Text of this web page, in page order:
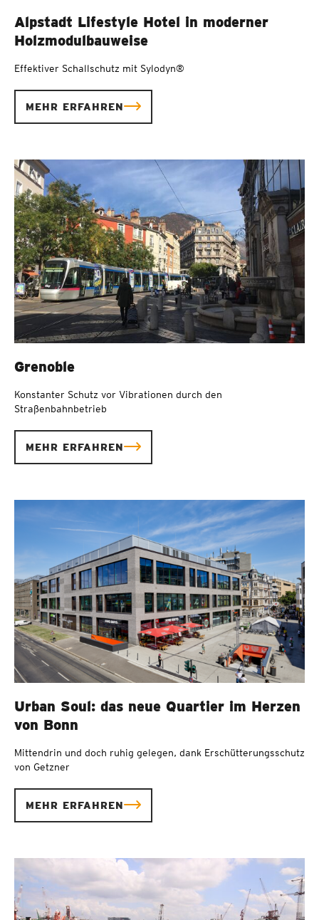
Alpstadt Lifestyle Hotel in moderner
Holzmodulbauweise
Effektiver Schallschutz mit Sylodyn®
MEHR ERFAHREN
Grenoble
Konstanter Schutz vor Vibrationen durch den
Straßenbahnbetrieb
MEHR ERFAHREN
Urban Soul: das neue Quartier im Herzen
von Bonn
Mittendrin und doch ruhig gelegen, dank Erschütterungsschutz
von Getzner
MEHR ERFAHREN